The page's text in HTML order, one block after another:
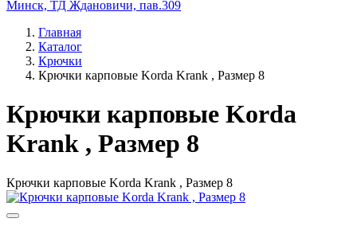
Минск, ТД Ждановичи, пав.309
Главная
Каталог
Крючки
Крючки карповые Korda Krank , Размер 8
Крючки карповые Korda
Krank , Размер 8
Крючки карповые Korda Krank , Размер 8